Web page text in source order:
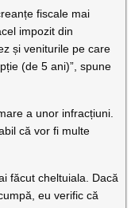
fiscale mai
impozit din
și veniturile pe care
(de 5 ani)”, spune
a unor infracțiuni.
că vor fi multe
făcut cheltuiala. Dacă
eu verific că